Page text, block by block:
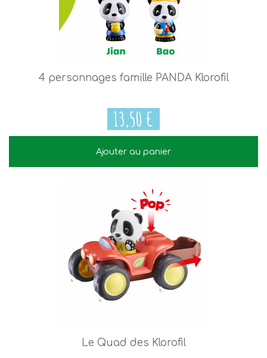
55,50 €
13,50 €
4 personnages famille PANDA Klorofil
13,50 €
Ajouter au panier
Le Quad des Klorofil